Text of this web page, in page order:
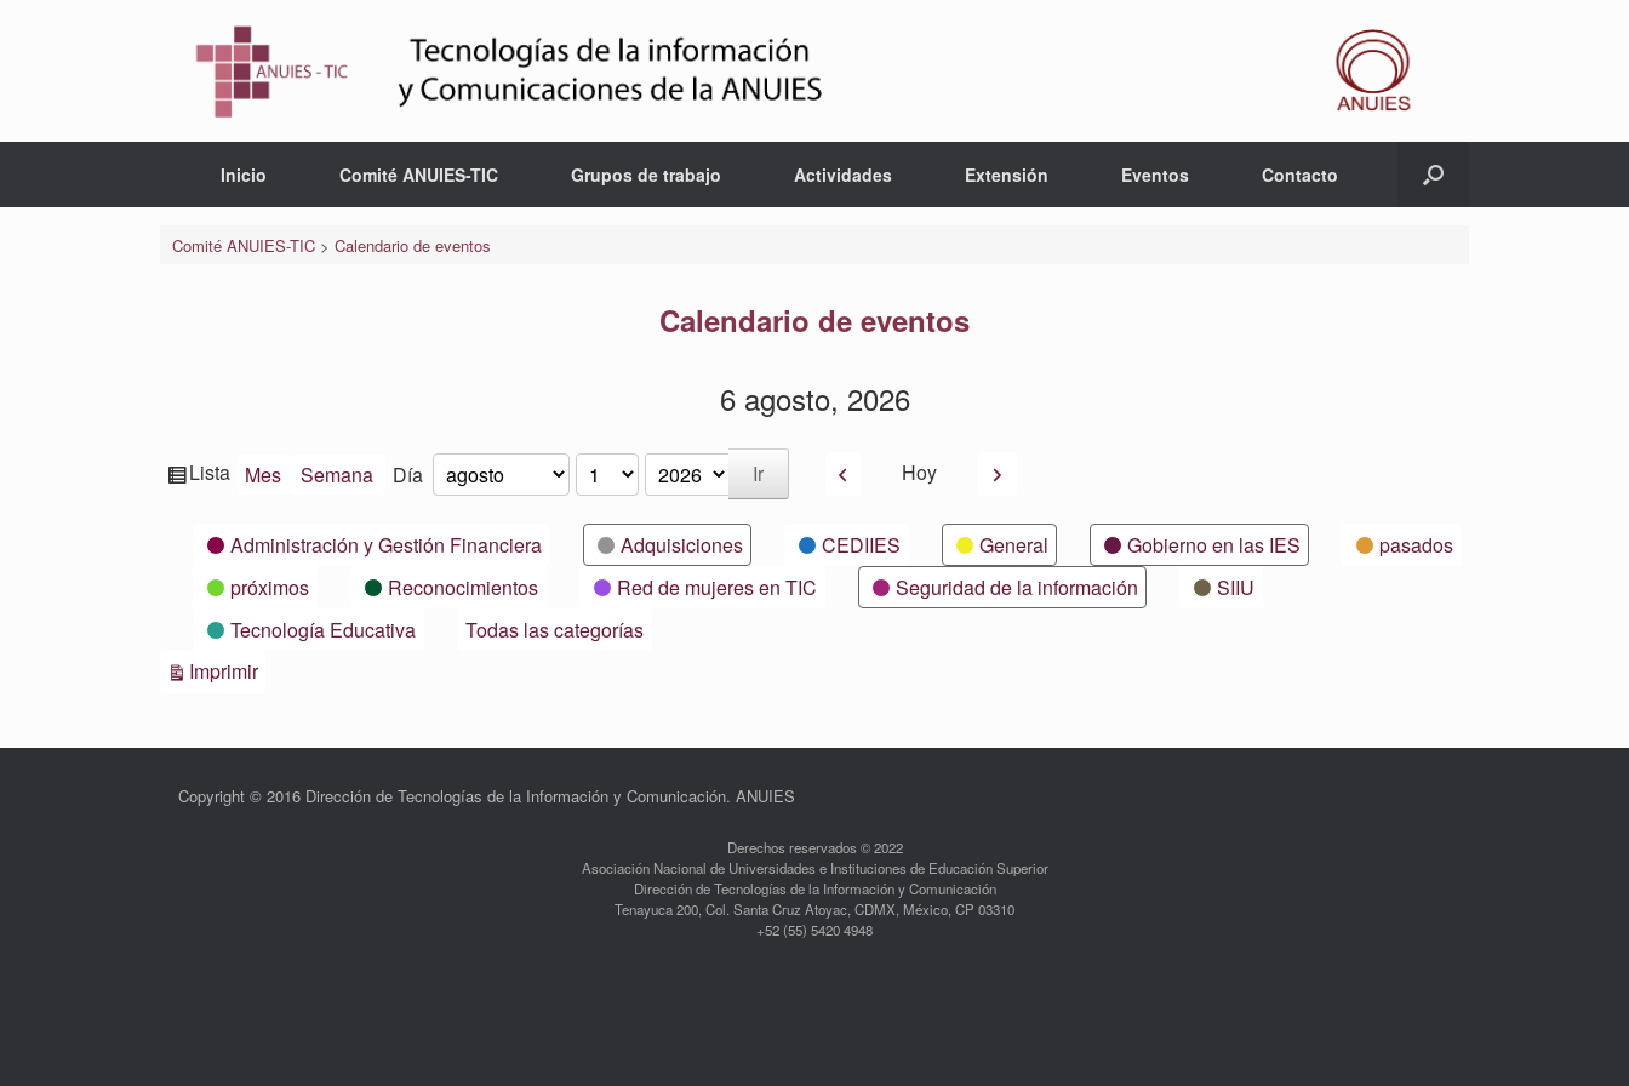
Inicio Comité ANUIES-TIC Grupos de trabajo Actividades Extensión Eventos Contacto
Comité ANUIES-TIC> Calendario de eventos
Calendario de eventos
6 agosto, 2026
Ver
Lista Mes Semana Día Mes
Día
Año AnteriorHoy Siguiente
CategoríasAdministración y Gestión Financiera Adquisiciones CEDIIES General Gobierno en las IES
pasados
próximos
Reconocimientos Red de mujeres en TIC Seguridad de la información
SIIU
Tecnología Educativa
Todas las categorías
ImprimirVistas
Copyright © 2016 Dirección de Tecnologías de la Información y Comunicación. ANUIES
Derechos reservados © 2022
Asociación Nacional de Universidades e Instituciones de Educación Superior
Dirección de Tecnologías de la Información y Comunicación
Tenayuca 200, Col. Santa Cruz Atoyac, CDMX, México, CP 03310
+52 (55) 5420 4948